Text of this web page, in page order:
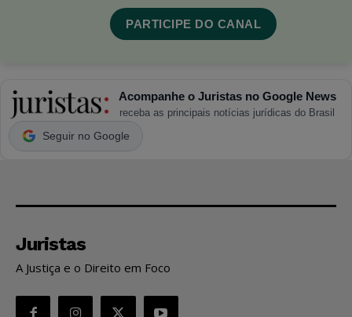
PARTICIPE DO CANAL
Acompanhe o Juristas no Google News
receba as principais notícias jurídicas do Brasil
Seguir no Google
Juristas
A Justiça e o Direito em Foco